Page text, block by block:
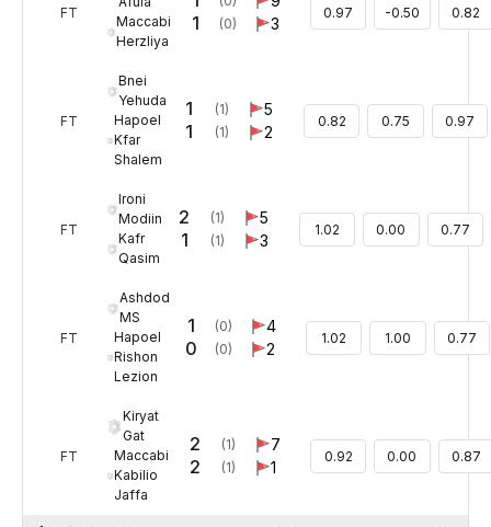
FT
Maccabi
Herzliya
1
(0)
3
0.97 -0.50 0.82
FT
Bnei
Yehuda
Hapoel
Kfar
Shalem
1
1
(1)
(1)
5
2
0.82 0.75 0.97
FT
Ironi
Modiin
Kafr
Qasim
2
1
(1)
(1)
5
3
1.02 0.00 0.77
FT
Ashdod
MS
Hapoel
Rishon
Lezion
1
0
(0)
(0)
4
2
1.02 1.00 0.77
FT
Kiryat
Gat
Maccabi
Kabilio
Jaffa
2
2
(1)
(1)
7
1
0.92 0.00 0.87